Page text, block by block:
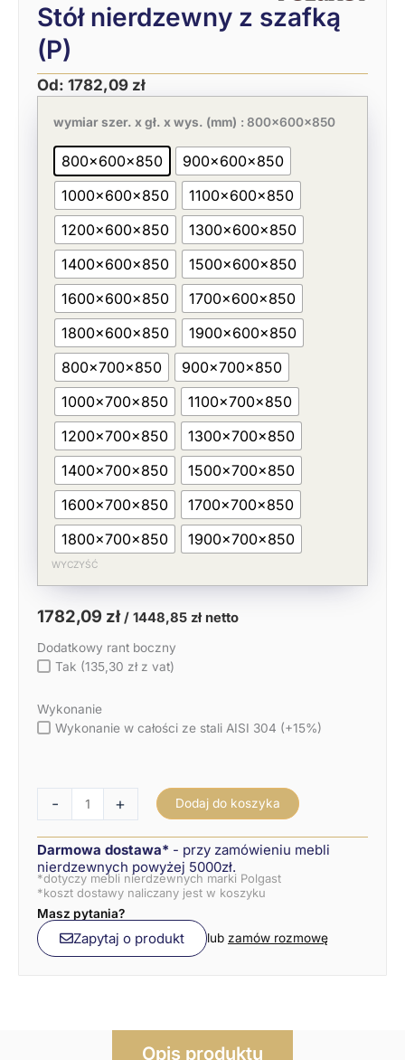
Stół nierdzewny z szafką
(P)
Od: 1782,09 zł
wymiar szer. x gł. x wys. (mm) : 800x600x850
800x600x850
900x600x850
1000x600x850
1100x600x850
1200x600x850
1300x600x850
1400x600x850
1500x600x850
1600x600x850
1700x600x850
1800x600x850
1900x600x850
800x700x850
900x700x850
1000x700x850
1100x700x850
1200x700x850
1300x700x850
1400x700x850
1500x700x850
1600x700x850
1700x700x850
1800x700x850
1900x700x850
WYCZYŚĆ
Pierwotna
cena
wynosiła:
2741,67 zł.
1782,09 zł
Aktualna
cena
wynosi:
1782,09 zł.
/ 1448,85 złnetto
Dodatkowy rant boczny
Tak (135,30 zł z vat)
Wykonanie
Wykonanie w całości ze stali AISI 304 (+15%)
-
Stół
nierdzewny
szafką
+ Dodaj do koszyka
Darmowa dostawa* - przy zamówieniu mebli
nierdzewnych powyżej 5000zł.
*dotyczy mebli nierdzewnych marki Polgast
*koszt dostawy naliczany jest w koszyku
Masz pytania?
Zapytaj o produkt lub zamów rozmowę
Opis produktu